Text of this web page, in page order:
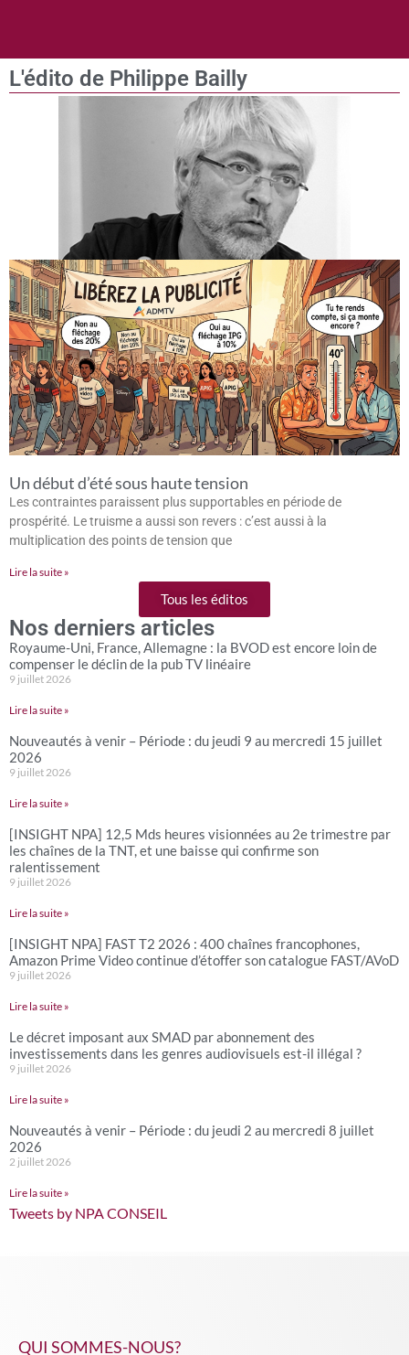
L'édito de Philippe Bailly
Un début d’été sous haute tension
Les contraintes paraissent plus supportables en période de
prospérité. Le truisme a aussi son revers : c’est aussi à la
multiplication des points de tension que
Lire la suite »
Tous les éditos
Nos derniers articles
Royaume-Uni, France, Allemagne : la BVOD est encore loin de
compenser le déclin de la pub TV linéaire
9 juillet 2026
Lire la suite »
Nouveautés à venir – Période : du jeudi 9 au mercredi 15 juillet
2026
9 juillet 2026
Lire la suite »
[INSIGHT NPA] 12,5 Mds heures visionnées au 2e trimestre par
les chaînes de la TNT, et une baisse qui confirme son
ralentissement
9 juillet 2026
Lire la suite »
[INSIGHT NPA] FAST T2 2026 : 400 chaînes francophones,
Amazon Prime Video continue d’étoffer son catalogue FAST/AVoD
9 juillet 2026
Lire la suite »
Le décret imposant aux SMAD par abonnement des
investissements dans les genres audiovisuels est-il illégal ?
9 juillet 2026
Lire la suite »
Nouveautés à venir – Période : du jeudi 2 au mercredi 8 juillet
2026
2 juillet 2026
Lire la suite »
Tweets by NPA CONSEIL
QUI SOMMES-NOUS?